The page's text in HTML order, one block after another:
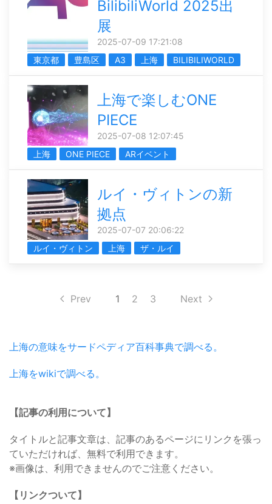
BilibiliWorld 2025出
展
2025-07-09 17:21:08
東京都
豊島区 A3 上海 BILIBILIWORLD
上海で楽しむONE
PIECE
2025-07-08 12:07:45
上海
ONE PIECE ARイベント
ルイ・ヴィトンの新
拠点
2025-07-07 20:06:22
ルイ・ヴィトン
上海 ザ・ルイ
Prev 1 2 3 Next
上海の意味をサードペディア百科事典で調べる。
上海をwikiで調べる。
【記事の利用について】
タイトルと記事文章は、記事のあるページにリンクを張っ
ていただければ、無料で利用できます。
※画像は、利用できませんのでご注意ください。
【リンクついて】